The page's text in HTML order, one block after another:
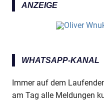
ANZEIGE
WHATSAPP-KANAL
Immer auf dem
am Tag alle Meldungen